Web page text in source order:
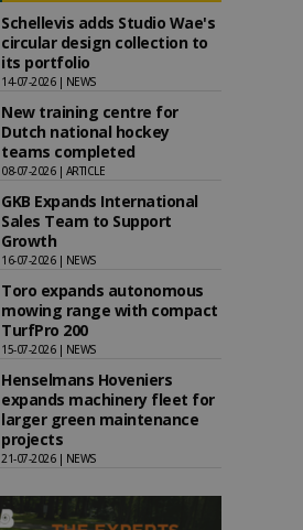
Schellevis adds Studio Wae's
circular design collection to
its portfolio
14-07-2026 | NEWS
New training centre for
Dutch national hockey
teams completed
08-07-2026 | ARTICLE
GKB Expands International
Sales Team to Support
Growth
16-07-2026 | NEWS
Toro expands autonomous
mowing range with compact
TurfPro 200
15-07-2026 | NEWS
Henselmans Hoveniers
expands machinery fleet for
larger green maintenance
projects
21-07-2026 | NEWS